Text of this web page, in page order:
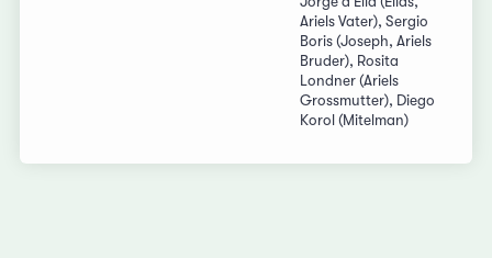
Ariels Vater), Sergio
Boris (Joseph, Ariels
Bruder), Rosita
Londner (Ariels
Grossmutter), Diego
Korol (Mitelman)